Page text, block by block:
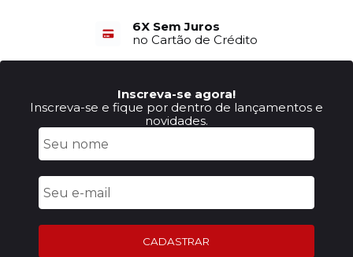
6X Sem Juros
no Cartão de Crédito
Inscreva-se agora!
Inscreva-se e fique por dentro de lançamentos e
novidades.
CADASTRAR